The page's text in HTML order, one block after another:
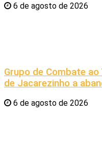
6 de agosto de 2026
Grupo de Combate
de Jacarezinho a
6 de agosto de 2026